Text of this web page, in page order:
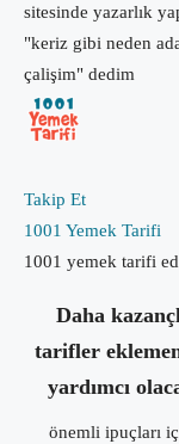
sitesinde yazarlık
"keriz gibi neden
çalişim" dedim
Takip Et
1001 Yemek Tarifi
1001 yemek tarifi
Daha
tarifler
yardımcı
önemli ipuçları